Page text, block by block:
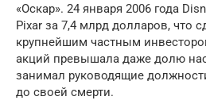
«Оскар». 24 января 2006 года
Pixar за 7,4 млрд долларов, что
крупнейшим частным
акций превышала даже долю
занимал руководящие
до своей смерти.